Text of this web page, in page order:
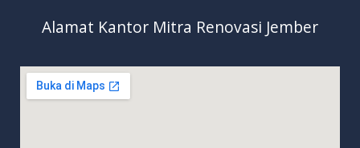
Alamat Kantor Mitra Renovasi Jember